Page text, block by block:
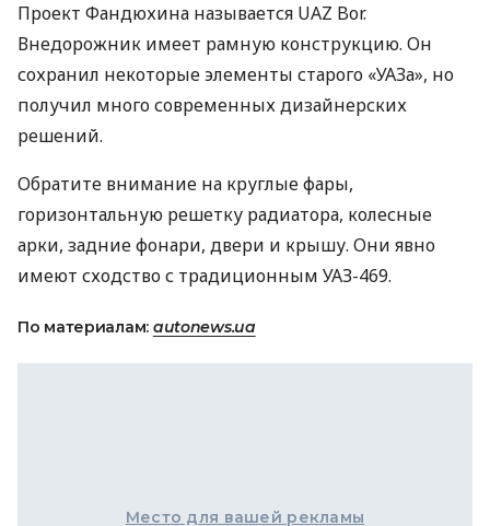
Проект Фандюхина называется UAZ Bor.
Внедорожник имеет рамную конструкцию. Он
сохранил некоторые элементы старого «УАЗа», но
получил много современных дизайнерских
решений.
Обратите внимание на круглые фары,
горизонтальную решетку радиатора, колесные
арки, задние фонари, двери и крышу. Они явно
имеют сходство с традиционным УАЗ-469.
По материалам: autonews.ua
Место для вашей рекламы